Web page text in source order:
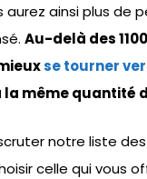
aurez ainsi plus de
Au-delà des
se tourner
la même quantité
notre liste des
celle qui vous